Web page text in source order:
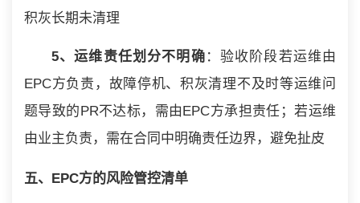
积灰长期未清理
5、运维责任划分不明确 ：验收阶段若运维由
EPC方负责，故障停机、积灰清理不及时等运维问
题导致的PR不达标，需由EPC方承担责任；若运维
由业主负责，需在合同中明确责任边界，避免扯皮
五、EPC方的风险管控清单